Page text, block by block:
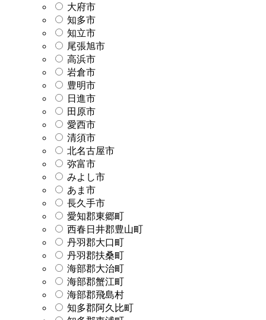
大府市
知多市
知立市
尾張旭市
高浜市
岩倉市
豊明市
日進市
田原市
愛西市
清須市
北名古屋市
弥富市
みよし市
あま市
長久手市
愛知郡東郷町
西春日井郡豊山町
丹羽郡大口町
丹羽郡扶桑町
海部郡大治町
海部郡蟹江町
海部郡飛島村
知多郡阿久比町